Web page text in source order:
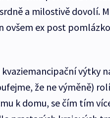
a milostivě dovolí.
ex post
výtky
že ne výměně)
k domu, se čím tím